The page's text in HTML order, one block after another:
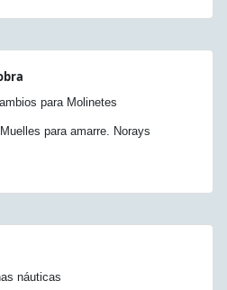
para Molinetes
para amarre. Norays
náuticas